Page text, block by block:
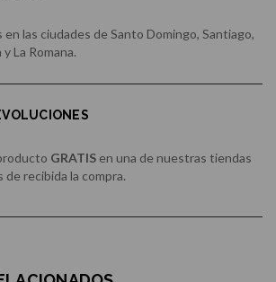
en las ciudades de Santo Domingo, Santiago,
La Romana.
GRATIS en una de nuestras tiendas
recibida la compra.